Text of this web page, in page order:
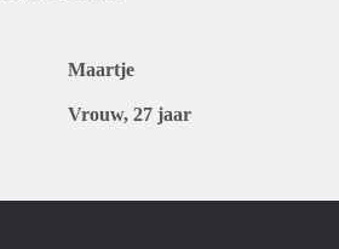
Maartje
Vrouw, 27 jaar